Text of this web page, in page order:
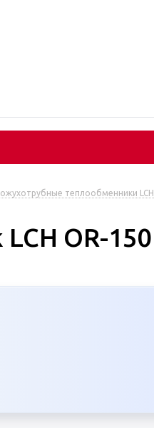
теплообменники LCH
OR-150